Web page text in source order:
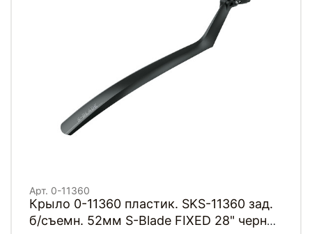
Арт. 0-11360
Крыло 0-11360 пластик. SKS-11360 зад.
б/съемн. 52мм S-Blade FIXED 28" черное